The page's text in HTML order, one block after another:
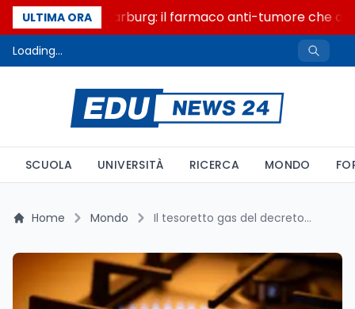
ULTIMA ORA
Un secolo di Warburg: il farmaco anti-tumore che
Loading...
SCUOLA UNIVERSITÀ RICERCA MONDO
Home Mondo Il tesoretto gas del decreto bollette: 1,1 miliardi fermi a Bruxelles